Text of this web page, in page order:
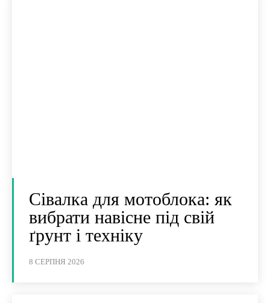
Сівалка для мотоблока: як
вибрати навісне під свій
ґрунт і техніку
8 СЕРПНЯ 2026